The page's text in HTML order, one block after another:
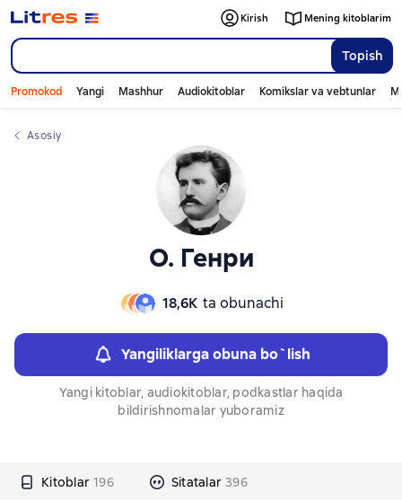
Topish
Kirish Mening kitoblarim
Promokod Yangi Mashhur Audiokitoblar Komikslar va vebtunlar
Asosiy
О. Генри
18,6К ta obunachi
Yangiliklarga obuna bo`lish
Yangi kitoblar, audiokitoblar, podkastlar haqida
bildirishnomalar yuboramiz
Kitoblar 196 Sitatalar 396
Слайдер с книгами
Слайдер с книгами